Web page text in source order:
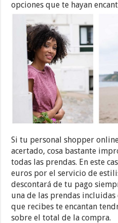
opciones que te hayan
Si tu personal shopper
acertado, cosa bastante
todas las prendas. En este
euros por el servicio de
descontará de tu pago
una de las prendas incluidas
que recibes te encantan
sobre el total de la compra.